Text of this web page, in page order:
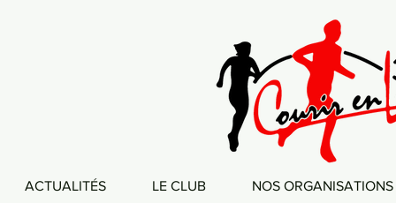
ACTUALITÉS LE CLUB NOS ORGANISATIONS